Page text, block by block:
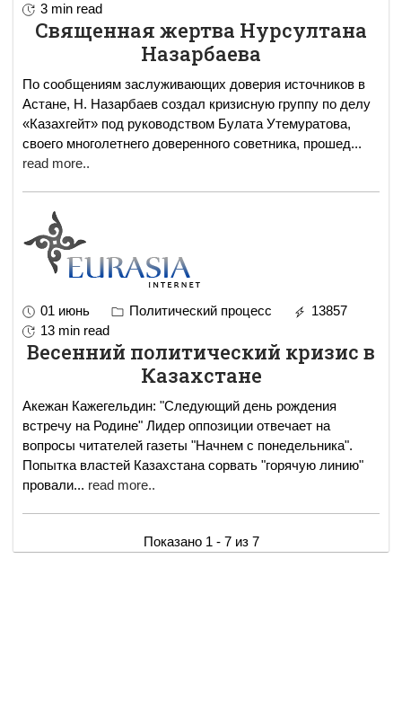
3 min read
Священная жертва Нурсултана
Назарбаева
По сообщениям заслуживающих доверия источников в
Астане, Н. Назарбаев создал кризисную группу по делу
«Казахгейт» под руководством Булата Утемуратова,
своего многолетнего доверенного советника, прошед...
read more..
01 июнь Политический процесс
13857
13 min read
Весенний политический кризис в
Казахстане
Акежан Кажегельдин: "Следующий день рождения
встречу на Родине" Лидер оппозиции отвечает на
вопросы читателей газеты "Начнем с понедельника".
Попытка властей Казахстана сорвать "горячую линию"
провали... read more..
Показано 1 - 7 из 7